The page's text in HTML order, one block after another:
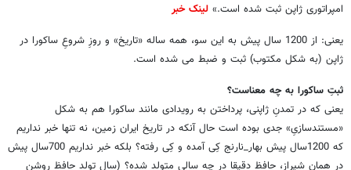
امپراتوری ژاپن ثبت شده است.» لینک خبر
یعنی: از 1200 سال پیش به این سو، همه ساله «تاریخ» و روزِ شروعِ ساکورا در
ژاپن (به شکل مکتوب) ثبت و ضبط می شده است.
ثبتِ ساکورا به چه معناست؟
یعنی که در تمدنِ ژاپنی، پرداختن به رویدادی مانند ساکورا هم به شکل
«مستندسازیِ» جدی بوده است حال آنکه در تاریخ ایران زمین، نه تنها خبر نداریم
که 1200سال پیش بهار_نارنج کِی آمده و کِی رفته؟ بلکه خبر نداریم 700سال پیش
در همان شیراز، حافظ دقیقا در چه سالی متولد شده؟ (سال تولد حافظ روشن